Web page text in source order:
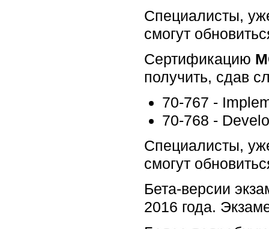
Специалисты,
смогут
Сертификацию
получить, сдав
70-767 -
70-768 -
Специалисты,
смогут
Бета-версии
2016 года.